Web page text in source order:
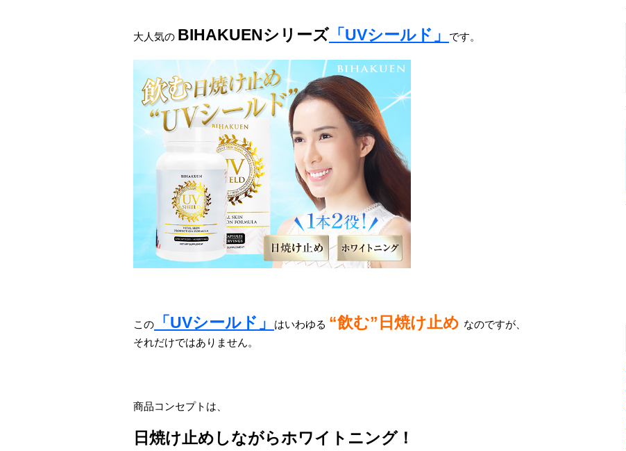
大人気の BIHAKUENシリーズ「UVシールド」 です。
この 「UVシールド」 はいわゆる “飲む”日焼け止め なのですが、
それだけではありません。
商品コンセプトは、
日焼け止めしながらホワイトニング！